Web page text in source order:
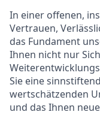
In einer offenen,
Vertrauen,
das Fundament
Ihnen nicht nur
Sie eine
wertschätzenden
und das Ihnen